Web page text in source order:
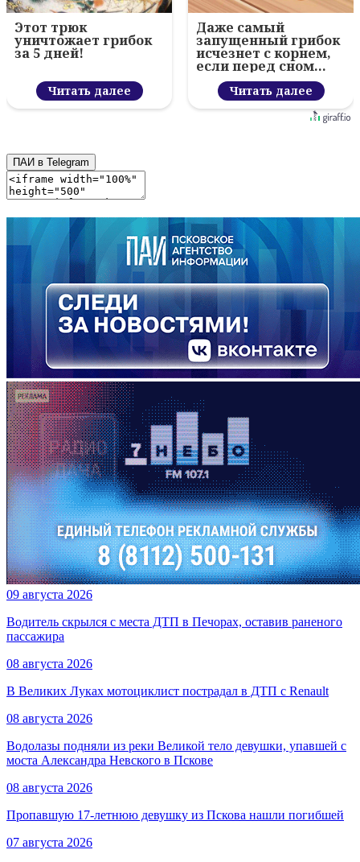
Этот трюк
уничтожает грибок
за 5 дней!
Читать далее
Даже самый
запущенный грибок
исчезнет с корнем,
если перед сном…
Читать далее
ПАИ в Telegram
09 августа 2026
Водитель скрылся с места ДТП в Печорах, оставив раненого
пассажира
08 августа 2026
В Великих Луках мотоциклист пострадал в ДТП с Renault
08 августа 2026
Водолазы подняли из реки Великой тело девушки, упавшей с
моста Александра Невского в Пскове
08 августа 2026
Пропавшую 17-летнюю девушку из Пскова нашли погибшей
07 августа 2026